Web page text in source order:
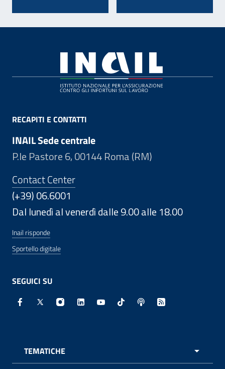
RECAPITI E CONTATTI
INAIL Sede centrale
P.le Pastore 6, 00144 Roma (RM)
Contact Center
(+39) 06.6001
Dal lunedì al venerdì dalle 9.00 alle 18.00
Inail risponde
Sportello digitale
SEGUICI SU
Facebook - Sito esterno - Apertura in nuova finestra
X - Sito esterno - Apertura in nuova finestra
Instagram - Sito esterno - Apertura in
Linkedin - Sito esterno - Apertura in
Youtube - Sito esterno -
TikTok - Sito esterno -
Spreaker - Sito
Feed RSS -
TEMATICHE